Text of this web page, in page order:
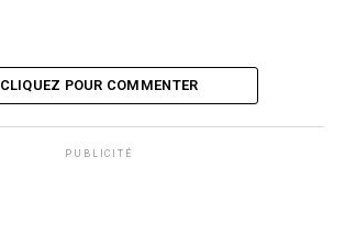
CLIQUEZ POUR COMMENTER
PUBLICITÉ